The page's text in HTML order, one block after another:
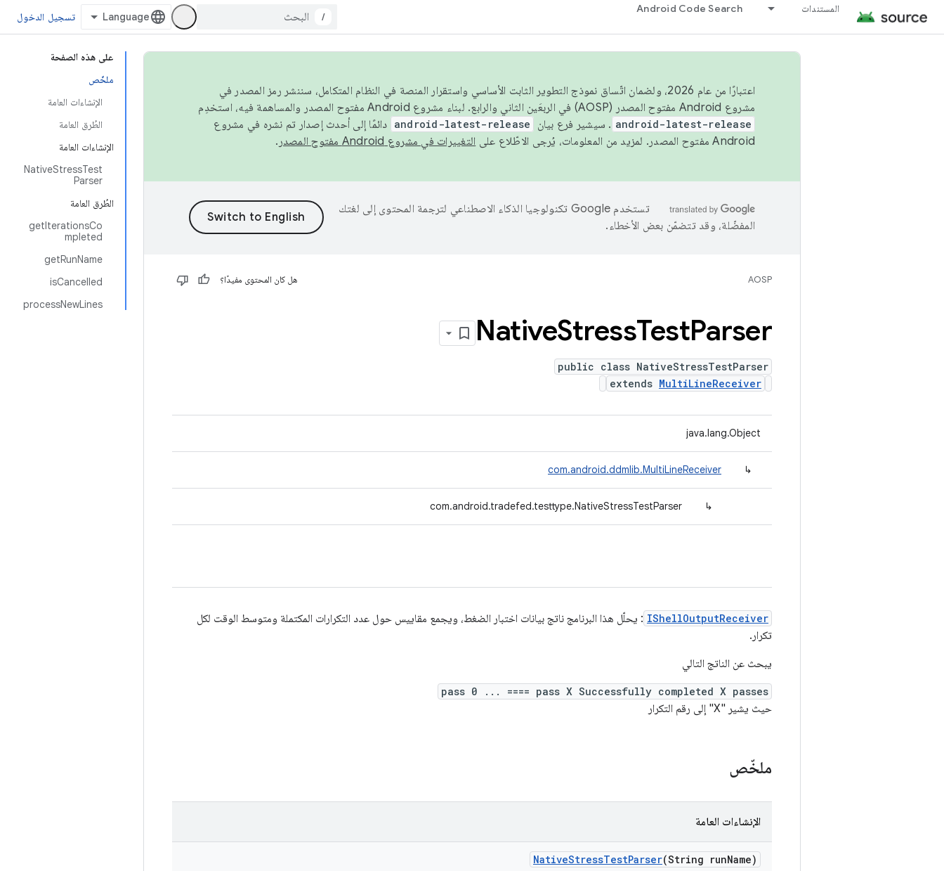
المستندات Android Code Search
/ تسجيل الدخول
على هذه الصفحة
ملخّص
الإنشاءات العامة
الطُرق العامة
الإنشاءات العامة
NativeStressTest
Parser
الطُرق العامة
getIterationsCo
mpleted
getRunName
isCancelled
processNewLines
اعتبارًا من عام 2026، ولضمان اتّساق نموذج التطوير الثابت الأساسي واستقرار المنصة في النظام المتكامل، سننشر رمز المصدر في
مشروع Android مفتوح المصدر (AOSP) في الربعَين الثاني والرابع. لبناء مشروع Android مفتوح المصدر والمساهمة فيه، استخدِم
android-latest-release . سيشير فرع بيان android-latest-release دائمًا إلى أحدث إصدار تم نشره في مشروع
Android مفتوح المصدر. لمزيد من المعلومات، يُرجى الاطّلاع على
التغييرات في مشروع Android مفتوح المصدر .
تستخدم Google تكنولوجيا الذكاء الاصطناعي لترجمة المحتوى إلى لغتك
المفضّلة، وقد تتضمّن بعض الأخطاء.
AOSP هل كان المحتوى مفيدًا؟
NativeStressTestParser
public class NativeStressTestParser
extends MultiLineReceiver
java.lang.Object
↳
com.android.ddmlib.MultiLineReceiver
↳
com.android.tradefed.testtype.NativeStressTestParser
IShellOutputReceiver : يحلّل هذا البرنامج ناتج بيانات اختبار الضغط، ويجمع مقاييس حول عدد التكرارات المكتملة ومتوسط الوقت لكل
تكرار.
يبحث عن الناتج التالي
pass 0 ... ==== pass X Successfully completed X passes
حيث يشير "X" إلى رقم التكرار
ملخّص
الإنشاءات العامة
NativeStressTestParser(String runName)